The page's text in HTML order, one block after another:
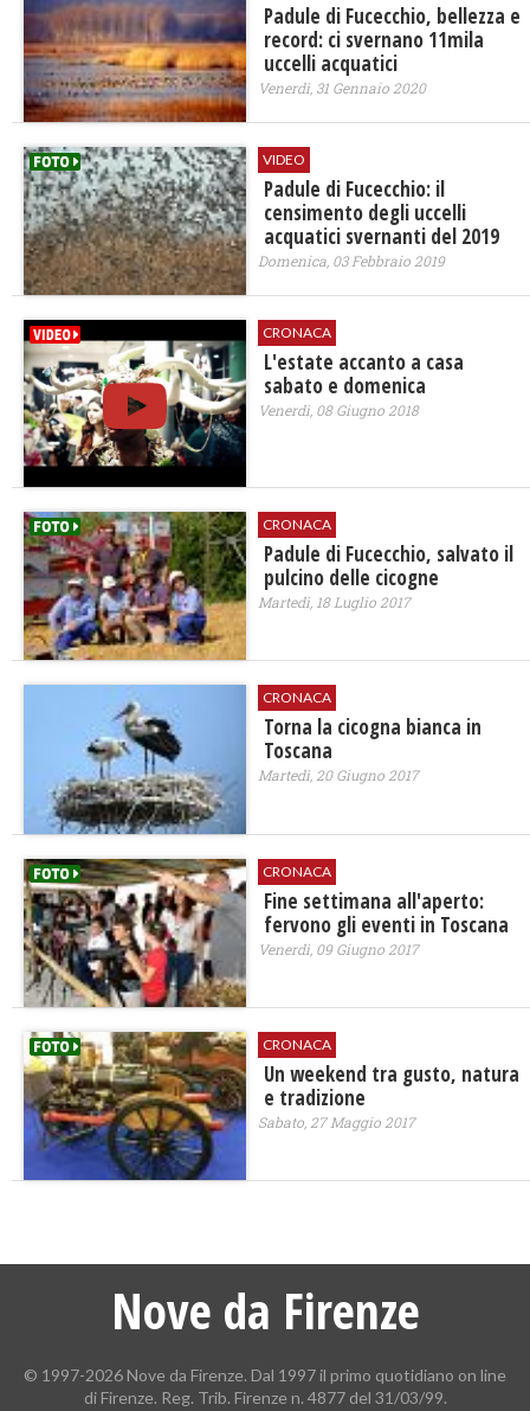
Padule di Fucecchio, bellezza e
record: ci svernano 11mila
uccelli acquatici
Venerdì, 31 Gennaio 2020
VIDEO
Padule di Fucecchio: il
censimento degli uccelli
acquatici svernanti del 2019
Domenica, 03 Febbraio 2019
CRONACA
L'estate accanto a casa
sabato e domenica
Venerdì, 08 Giugno 2018
CRONACA
Padule di Fucecchio, salvato il
pulcino delle cicogne
Martedì, 18 Luglio 2017
CRONACA
Torna la cicogna bianca in
Toscana
Martedì, 20 Giugno 2017
CRONACA
Fine settimana all'aperto:
fervono gli eventi in Toscana
Venerdì, 09 Giugno 2017
CRONACA
Un weekend tra gusto, natura
e tradizione
Sabato, 27 Maggio 2017
Nove da Firenze
© 1997-2026 Nove da Firenze. Dal 1997 il primo quotidiano on line
di Firenze. Reg. Trib. Firenze n. 4877 del 31/03/99.